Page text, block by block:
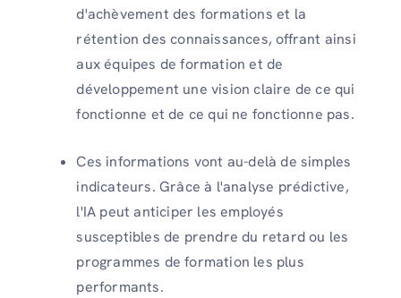
d'achèvement des formations et la
rétention des connaissances, offrant ainsi
aux équipes de formation et de
développement une vision claire de ce qui
fonctionne et de ce qui ne fonctionne pas.
Ces informations vont au-delà de simples
indicateurs. Grâce à l'analyse prédictive,
l'IA peut anticiper les employés
susceptibles de prendre du retard ou les
programmes de formation les plus
performants.